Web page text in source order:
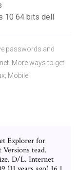
10 64 bits dell
passwords and
More ways to get
Mobile
Explorer for
tead.
D/L. Internet